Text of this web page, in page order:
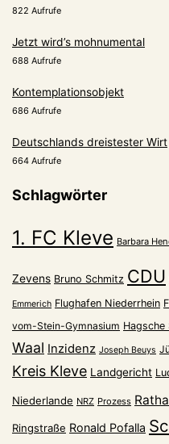
822 Aufrufe
Jetzt wird’s mohnumental
688 Aufrufe
Kontemplationsobjekt
686 Aufrufe
Deutschlands dreistester Wirt
664 Aufrufe
Schlagwörter
1. FC Kleve Barbara
Zevens Bruno Schmitz CDU
Emmerich Flughafen Niederrhein
vom-Stein-Gymnasium Hagsche
Waal Inzidenz Joseph Beuys
Kreis Kleve Landgericht
Niederlande NRZ Prozess
Ringstraße Ronald Pofalla